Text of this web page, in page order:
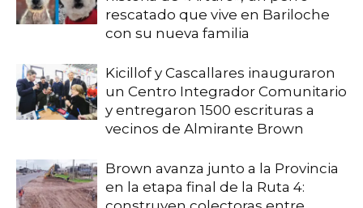
rescatado que vive en Bariloche
con su nueva familia
Kicillof y Cascallares inauguraron
un Centro Integrador Comunitario
y entregaron 1500 escrituras a
vecinos de Almirante Brown
Brown avanza junto a la Provincia
en la etapa final de la Ruta 4: